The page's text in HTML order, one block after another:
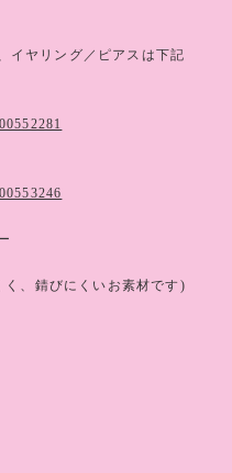
イヤリング／ピアスは下記
く、錆びにくいお素材です)